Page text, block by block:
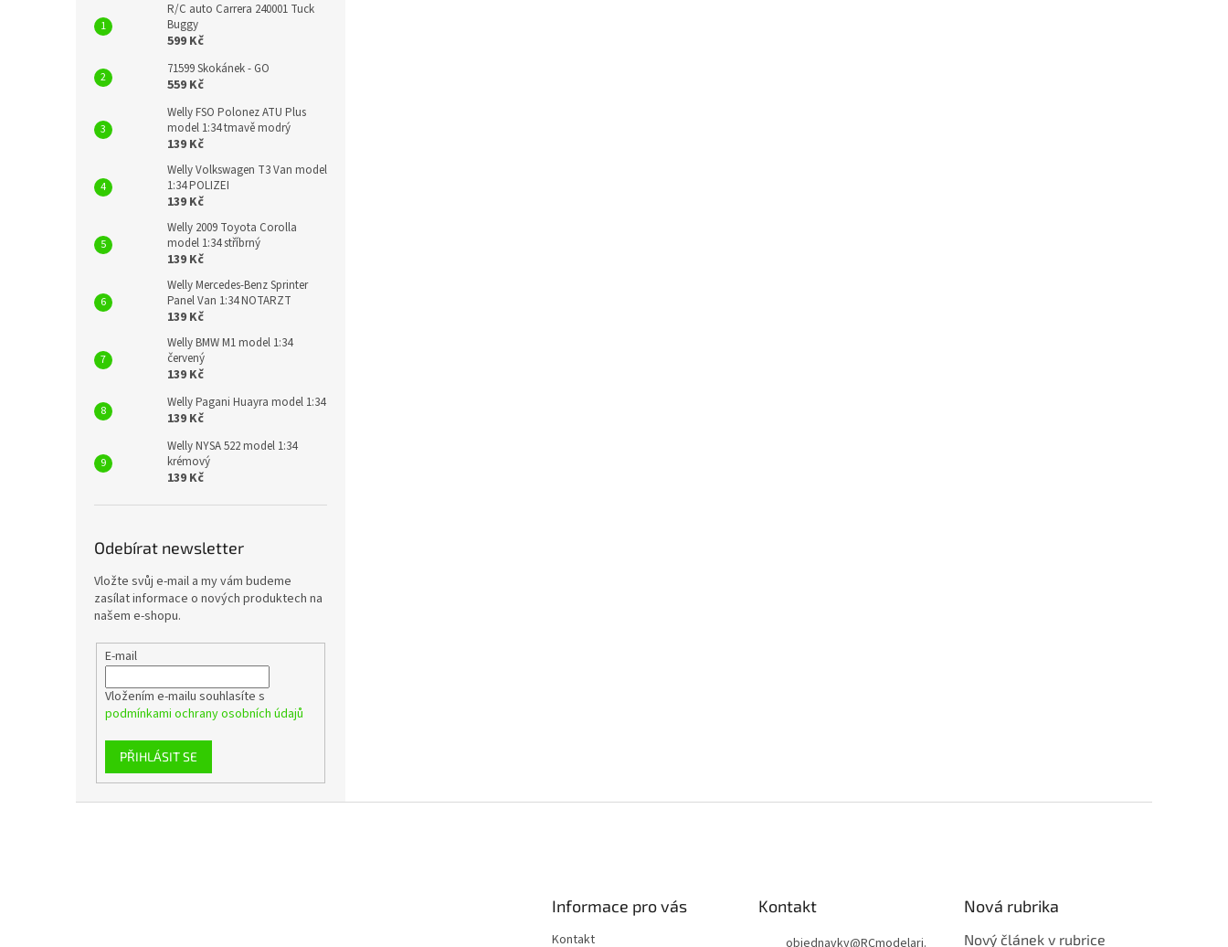
R/C auto Carrera 240001 Tuck
Buggy
599 Kč
71599 Skokánek - GO
559 Kč
Welly FSO Polonez ATU Plus
model 1:34 tmavě modrý
139 Kč
Welly Volkswagen T3 Van model
1:34 POLIZEI
139 Kč
Welly 2009 Toyota Corolla
model 1:34 stříbrný
139 Kč
Welly Mercedes-Benz Sprinter
Panel Van 1:34 NOTARZT
139 Kč
Welly BMW M1 model 1:34
červený
139 Kč
Welly Pagani Huayra model 1:34
139 Kč
Welly NYSA 522 model 1:34
krémový
139 Kč
Odebírat newsletter
Vložte svůj e-mail a my vám budeme
zasílat informace o nových produktech na
našem e-shopu.
E-mail
Vložením e-mailu souhlasíte s
podmínkami ochrany osobních údajů
PŘIHLÁSIT SE
Informace pro vás
Kontakt
Kontakt Nová rubrika
Nový článek v rubrice